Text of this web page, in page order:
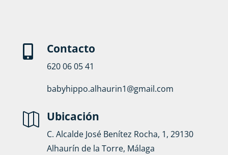
 Contacto
620 06 05 41
babyhippo.alhaurin1@gmail.com
 Ubicación
C. Alcalde José Benítez Rocha, 1, 29130
Alhaurín de la Torre, Málaga